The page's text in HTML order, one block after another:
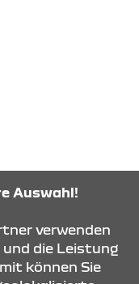
Auswahl!
verwenden
und die Leistung
können Sie